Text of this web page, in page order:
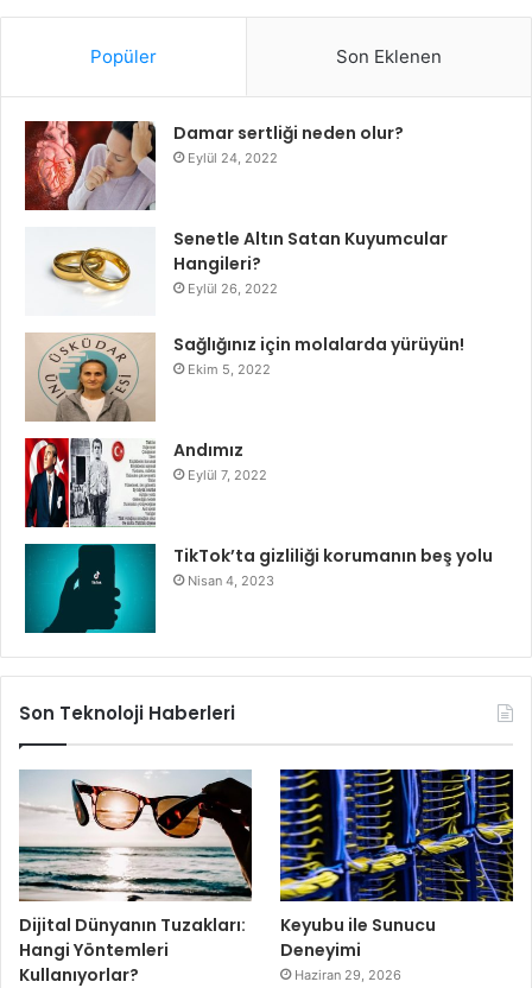
Popüler Son Eklenen
Damar sertliği neden olur?
Eylül 24, 2022
Senetle Altın Satan Kuyumcular
Hangileri?
Eylül 26, 2022
Sağlığınız için molalarda yürüyün!
Ekim 5, 2022
Andımız
Eylül 7, 2022
TikTok’ta gizliliği korumanın beş yolu
Nisan 4, 2023
Son Teknoloji Haberleri
Dijital Dünyanın Tuzakları:
Hangi Yöntemleri
Kullanıyorlar?
Keyubu ile Sunucu
Deneyimi
Haziran 29, 2026